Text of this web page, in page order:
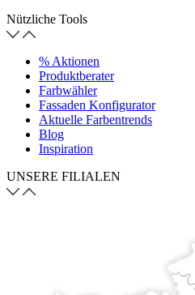
Nützliche Tools
% Aktionen
Produktberater
Farbwähler
Fassaden Konfigurator
Aktuelle Farbentrends
Blog
Inspiration
UNSERE FILIALEN